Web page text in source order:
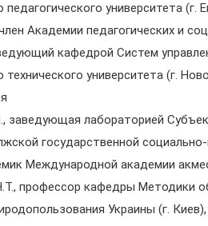
педагогического университета (г.
Академии педагогических и
кафедрой Систем
технического университета (г.
заведующая лабораторией
государственной
Международной академии
профессор кафедры Методики
Украины (г.